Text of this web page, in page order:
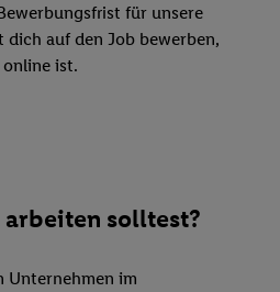
für unsere
dich auf den Job bewerben,
online ist.
solltest?
Unternehmen im